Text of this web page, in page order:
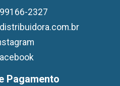
2327
Pagamento